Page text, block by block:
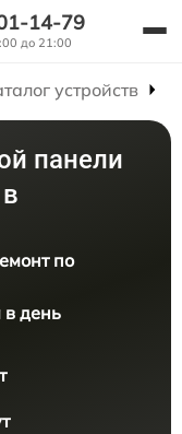
14-79
до 21:00
устройств
панели
по
в день